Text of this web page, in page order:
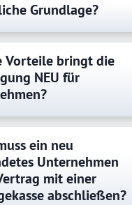
Grundlage?
Vorteile bringt die
NEU für
ein neu
Unternehmen
mit einer
abschließen?